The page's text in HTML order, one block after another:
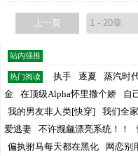
上一页
站内强推
热门阅读 执手 逐夏 蒸汽时
金
在顶级Alpha怀里撒个娇 自
我的男友非人类[快穿]
我们全
爱逃妻
不许觊觎漂亮系统！！
偏执驸马每天都在黑化
网恋别